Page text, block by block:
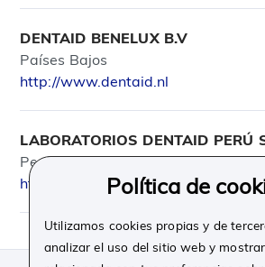
DENTAID BENELUX B.V
Países Bajos
http://www.dentaid.nl
LABORATORIOS DENTAID PERÚ
Perú
http://www.dentaid.pe
Política de
Utilizamos cookies propias y de
analizar el uso del sitio web y